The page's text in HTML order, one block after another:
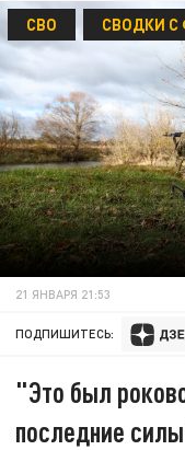
СВО СВОДКИ С
21 ЯНВАРЯ 21:53
ПОДПИШИТЕСЬ:
"Это был
последние